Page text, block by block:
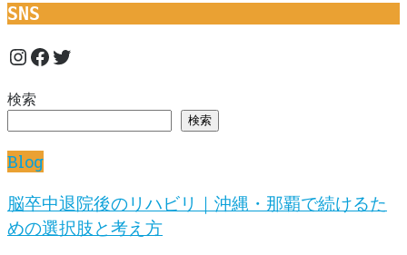
SNS
Instagram
Facebook
Twitter
検索
検索
Blog
脳卒中退院後のリハビリ｜沖縄・那覇で続けるた
めの選択肢と考え方